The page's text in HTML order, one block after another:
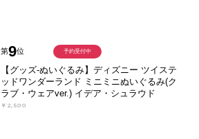
第9位
【グッズ-ぬいぐるみ】ディズニー ツイステ
ッドワンダーランド ミニミニぬいぐるみ(ク
ラブ・ウェアver.) イデア・シュラウド
￥2,500
予約受付中